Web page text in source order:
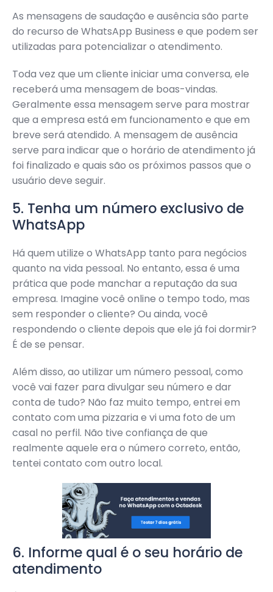
As mensagens de saudação e ausência são parte
do recurso de WhatsApp Business e que podem ser
utilizadas para potencializar o atendimento.
Toda vez que um cliente iniciar uma conversa, ele
receberá uma mensagem de boas-vindas.
Geralmente essa mensagem serve para mostrar
que a empresa está em funcionamento e que em
breve será atendido. A mensagem de ausência
serve para indicar que o horário de atendimento já
foi finalizado e quais são os próximos passos que o
usuário deve seguir.
5. Tenha um número exclusivo de
WhatsApp
Há quem utilize o WhatsApp tanto para negócios
quanto na vida pessoal. No entanto, essa é uma
prática que pode manchar a reputação da sua
empresa. Imagine você online o tempo todo, mas
sem responder o cliente? Ou ainda, você
respondendo o cliente depois que ele já foi dormir?
É de se pensar.
Além disso, ao utilizar um número pessoal, como
você vai fazer para divulgar seu número e dar
conta de tudo? Não faz muito tempo, entrei em
contato com uma pizzaria e vi uma foto de um
casal no perfil. Não tive confiança de que
realmente aquele era o número correto, então,
tentei contato com outro local.
6. Informe qual é o seu horário de
atendimento